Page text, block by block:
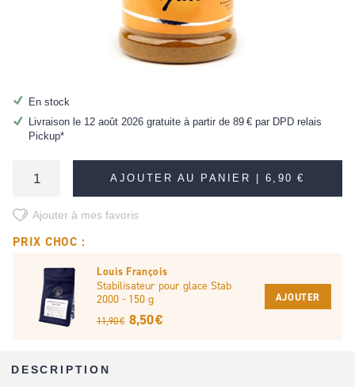
En stock
Livraison le 12 août 2026 gratuite à partir de 89 €par DPD relais
Pickup*
AJOUTER AU PANIER | 6,90 €
Ajouter à mes favoris
PRIX CHOC :
Louis François
Stabilisateur pour glace Stab
2000 - 150 g
11,90 € 8,50 €
AJOUTER
DESCRIPTION